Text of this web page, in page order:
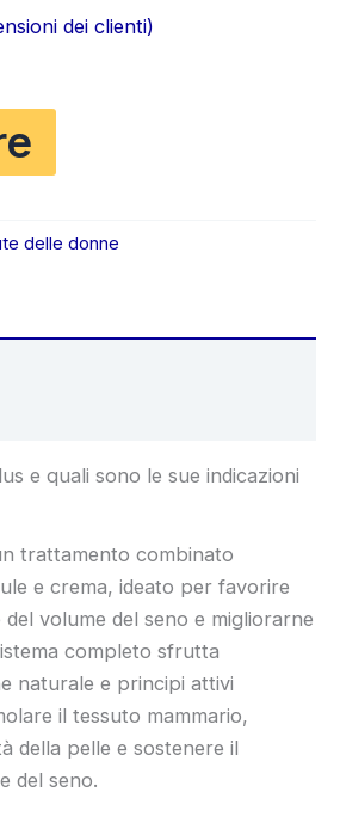
dei clienti)
delle donne
e quali sono le sue indicazioni
trattamento combinato
e crema, ideato per favorire
del volume del seno e migliorarne
completo sfrutta
naturale e principi attivi
il tessuto mammario,
della pelle e sostenere il
del seno.